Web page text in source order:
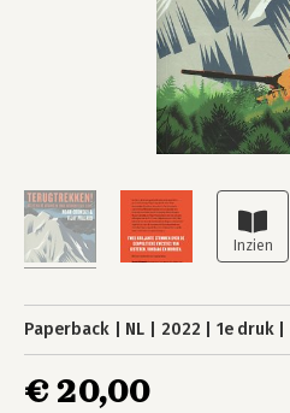
Paperback NL 2022 1e druk
€ 20,00